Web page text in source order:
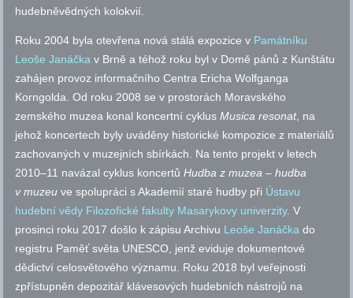
hudebněvědných kolokvií.
Roku 2004 byla otevřena nová stálá expozice v Památníku
Leoše Janáčka v Brně a téhož roku byl v Domě pánů z Kunštátu
zahájen provoz informačního Centra Ericha Wolfganga
Korngolda. Od roku 2008 se v prostorách Moravského
zemského muzea konal koncertní cyklusMusica resonat, na
jehož koncertech byly uváděny historické kompozice z materiálů
zachovaných v muzejních sbírkách. Na tento projekt v letech
2010–11 navázal cyklus koncertůHudba z muzea – hudba
v muzeu ve spolupráci s Akademií staré hudby při Ústavu
hudební vědy Filozofické fakulty Masarykovy univerzity. V
prosinci roku 2017 došlo k zápisu Archivu Leoše Janáčkado
registru Paměť světa UNESCO, jenž eviduje dokumentové
dědictví celosvětového významu. Roku 2018 byl veřejnosti
zpřístupněn depozitář klávesových hudebních nástrojů na